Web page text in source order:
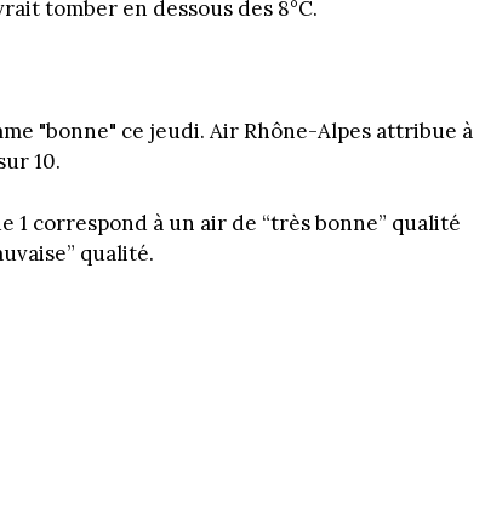
tomber en dessous des 8°C.
"bonne" ce jeudi. Air Rhône-Alpes attribue à
10.
1 correspond à un air de “très bonne” qualité
qualité.